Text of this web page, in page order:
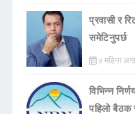
प्रवासी र
समेटिनुपर्छ
४ महिना
विभिन्न
पहिलो बैठक